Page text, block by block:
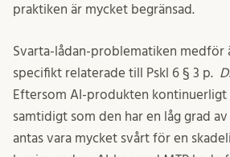
praktiken är mycket begränsad.
Svarta-lådan-problematiken medför
specifikt relaterade till Pskl 6 § 3 p.
Eftersom AI-produkten kontinuerligt
samtidigt som den har en låg grad
antas vara mycket svårt för en